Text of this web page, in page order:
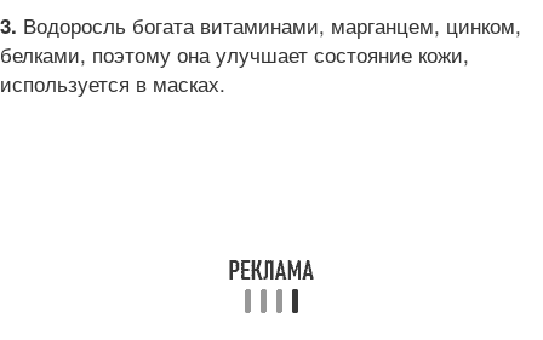
3. Водоросль богата витаминами, марганцем, цинком,
белками, поэтому она улучшает состояние кожи,
используется в масках.